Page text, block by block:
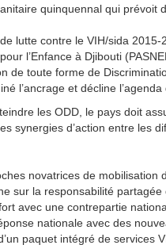
quinquennal qui
lutte contre le VIH/sida 2015-
l’Enfance à Djibouti
de toute forme de
l’ancrage et décline
les ODD, le pays doit
synergies d’action entre les
novatrices de
sur la responsabilité
avec une contrepartie
nationale avec des
paquet intégré de services